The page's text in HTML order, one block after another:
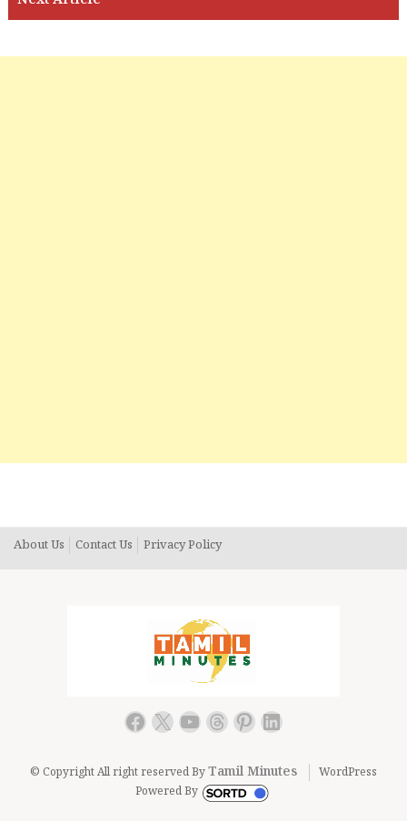
About Us Contact Us Privacy Policy
Facebook
X YouTube
Threads
Pinterest
LinkedIn
© Copyright All right reserved ByTamil Minutes
WordPress
Powered By